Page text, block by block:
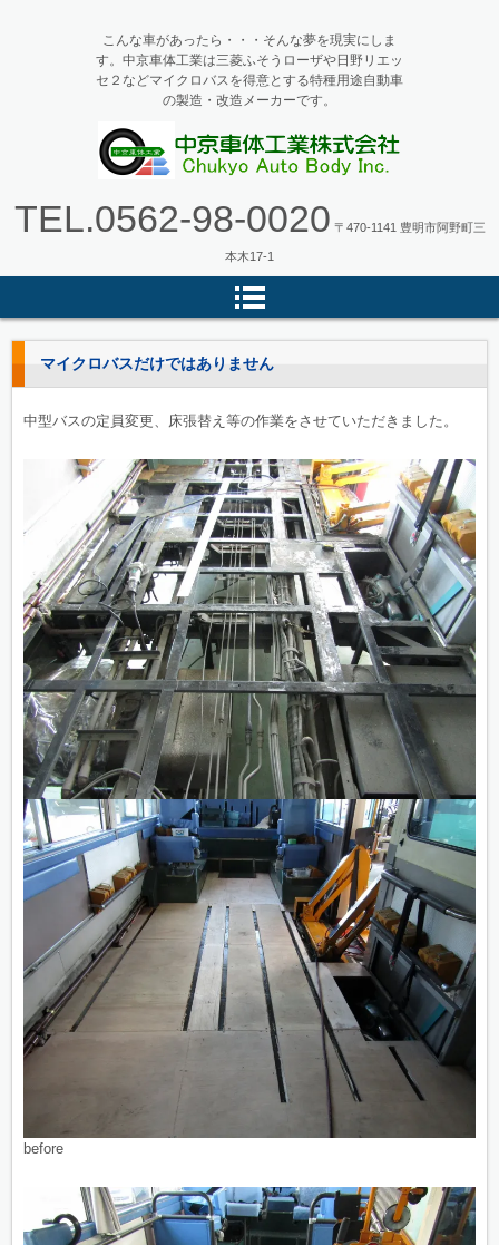
体工業
こんな車があったら・・・そんな夢を現実にしま
す。中京車体工業は三菱ふそうローザや日野リエッ
セ２などマイクロバスを得意とする特種用途自動車
の製造・改造メーカーです。
TEL.0562-98-0020 〒470-1141 豊明市阿野町三
本木17-1
マイクロバスだけではありません
中型バスの定員変更、床張替え等の作業をさせていただきました。
before